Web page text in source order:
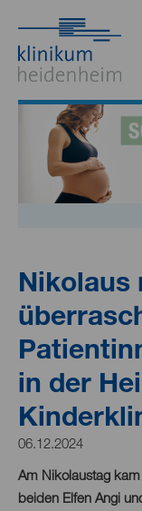
Nikolaus
in der
06.12.2024
Am Nikolaustag
beiden Elfen Angi